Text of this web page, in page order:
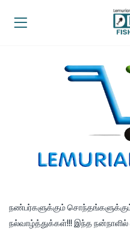
நண்பர்களுக்கும்
நல்வாழ்த்துக்கள்!!! இந்த நன்நாளில்